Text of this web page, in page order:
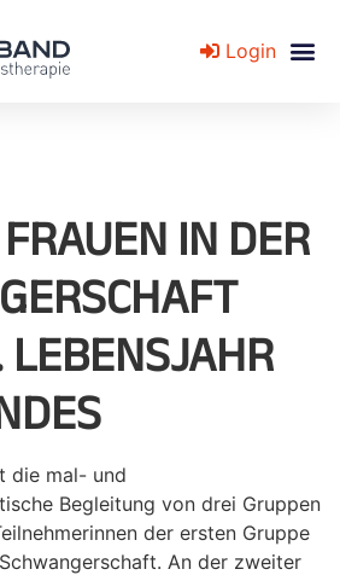
Login
IN DER
LEBENSJAHR
die mal- und
Begleitung von drei Gruppen
der ersten Gruppe
An der zweiter